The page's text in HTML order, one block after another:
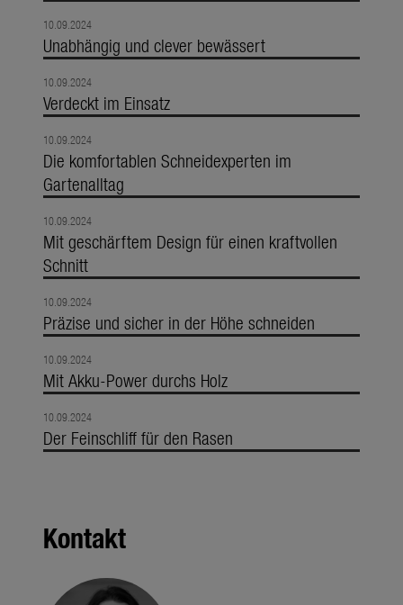
10.09.2024
Unabhängig und clever bewässert
10.09.2024
Verdeckt im Einsatz
10.09.2024
Die komfortablen Schneidexperten im
Gartenalltag
10.09.2024
Mit geschärftem Design für einen kraftvollen
Schnitt
10.09.2024
Präzise und sicher in der Höhe schneiden
10.09.2024
Mit Akku-Power durchs Holz
10.09.2024
Der Feinschliff für den Rasen
Kontakt